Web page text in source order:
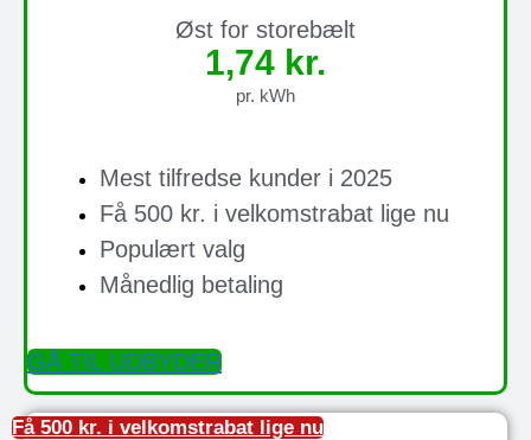
Øst for storebælt
1,74 kr.
pr. kWh
Mest tilfredse kunder i 2025
Få 500 kr. i velkomstrabat lige nu
Populært valg
Månedlig betaling
GÅ TIL UDBYDER
Få 500 kr. i velkomstrabat lige nu